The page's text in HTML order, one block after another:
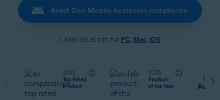
Avast One Mobile kostenlos installieren
Holen Sie es sich für PC, Mac, iOS
2025
Top Rated
Product
2026
Product
of the Year